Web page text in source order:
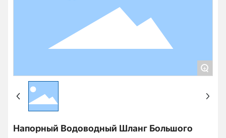
КОНТАКТЫ
+
Напорный Водоводный Шланг Большого